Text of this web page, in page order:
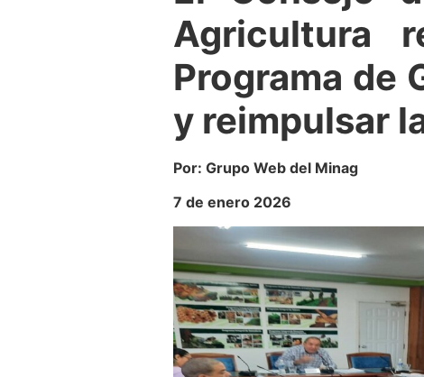
Agricultura
Programa de
y reimpulsar
Por: Grupo Web del Minag
7 de enero 2026